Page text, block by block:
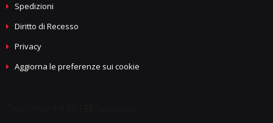
Spedizioni
Diritto di Recesso
Privacy
Aggiorna le preferenze sui cookie